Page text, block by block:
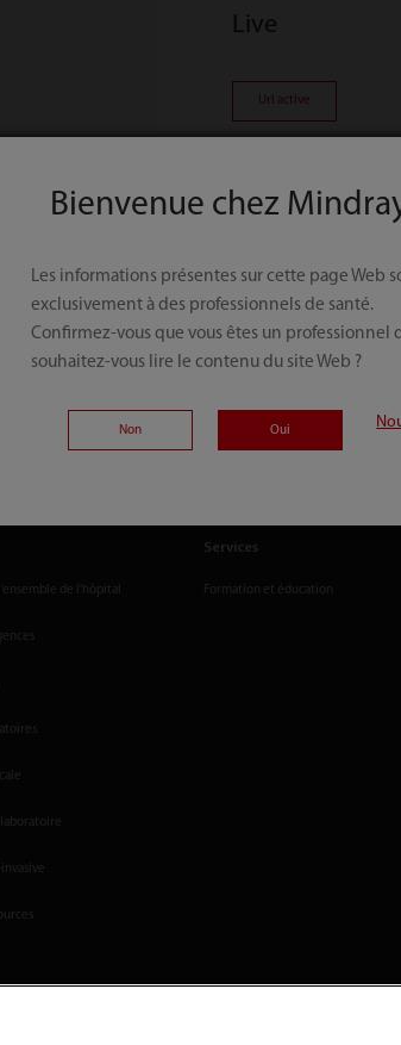
Live
Url active
de l'hôpital
laboratoire
Services
Formation et éducation
Bienvenue chez
Les informations présentes sur cette page Web
exclusivement à des professionnels de santé.
Confirmez-vous que vous êtes un professionnel
souhaitez-vous lire le contenu du site Web ?
Non Oui